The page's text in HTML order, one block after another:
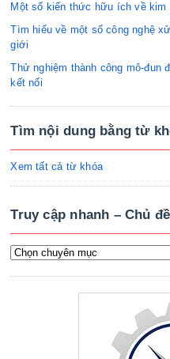
Một số kiến thức hữu ích về kim
Tìm hiểu về một số công nghệ
giới
Thử nghiệm thành công mô-đun
kết nối
Tìm nội dung bằng từ
Xem tất cả từ khóa
Truy cập nhanh – Chủ